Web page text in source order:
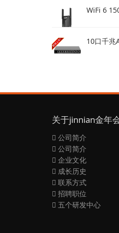
WiFi 6
10口千兆
关于jinnian金年
公司简介
公司简介
企业文化
成长历史
联系方式
招聘职位
五个研发中心